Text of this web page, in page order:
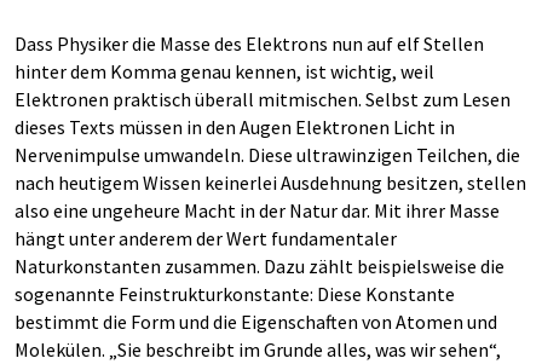
Dass Physiker die Masse des Elektrons nun auf elf Stellen
hinter dem Komma genau kennen, ist wichtig, weil
Elektronen praktisch überall mitmischen. Selbst zum Lesen
dieses Texts müssen in den Augen Elektronen Licht in
Nervenimpulse umwandeln. Diese ultrawinzigen Teilchen, die
nach heutigem Wissen keinerlei Ausdehnung besitzen, stellen
also eine ungeheure Macht in der Natur dar. Mit ihrer Masse
hängt unter anderem der Wert fundamentaler
Naturkonstanten zusammen. Dazu zählt beispielsweise die
sogenannte Feinstrukturkonstante: Diese Konstante
bestimmt die Form und die Eigenschaften von Atomen und
Molekülen. „Sie beschreibt im Grunde alles, was wir sehen“,